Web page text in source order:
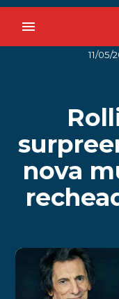
menu
11/05/
nova